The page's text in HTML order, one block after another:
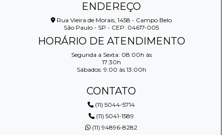
ENDEREÇO
Rua Vieira de Morais, 1458 - Campo Belo
São Paulo - SP - CEP: 04617-005
HORÁRIO DE ATENDIMENTO
Segunda a Sexta: 08:00h às
17:30h
Sábados: 9:00 às 13:00h
CONTATO
(11) 5044-5714
(11) 5041-1589
(11) 94896-8282